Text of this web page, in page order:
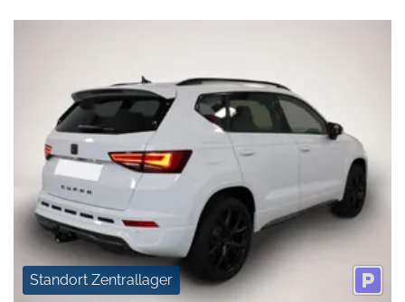
Standort Zentrallager